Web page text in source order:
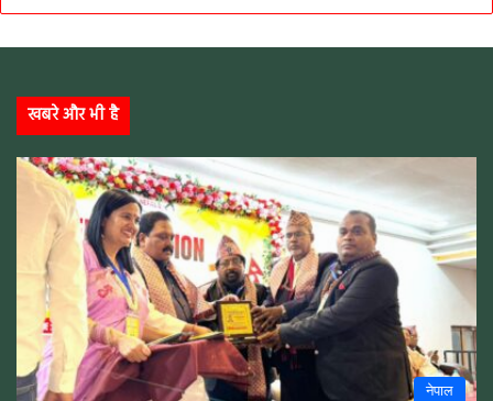
खबरे और भी है
नेपाल